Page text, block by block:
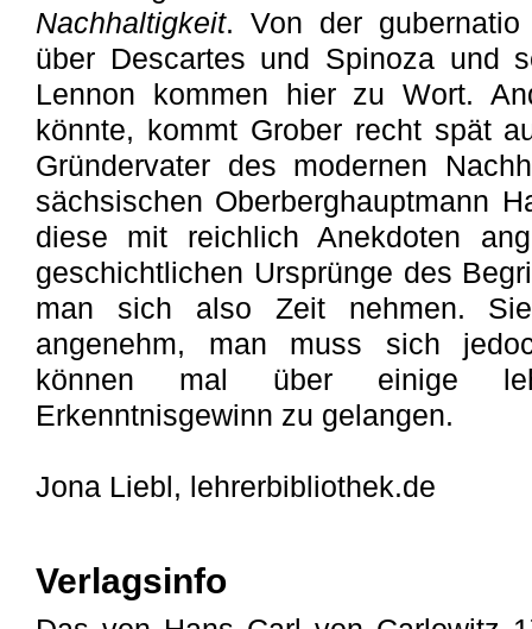
Nachhaltigkeit. Von der
über Descartes und Spinoza und
Lennon kommen hier zu Wort.
könnte, kommt Grober recht spät
Gründervater des modernen
sächsischen Oberberghauptmann
diese mit reichlich Anekdoten
geschichtlichen Ursprünge des
man sich also Zeit nehmen.
angenehm, man muss sich
können mal über einige
Erkenntnisgewinn zu gelangen.
Jona Liebl, lehrerbibliothek.de
Verlagsinfo